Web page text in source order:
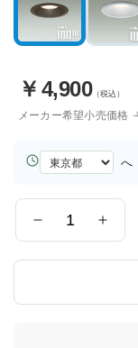
￥ 4,900（税込）
メーカー希望小売価格
お
届
県
へ
量